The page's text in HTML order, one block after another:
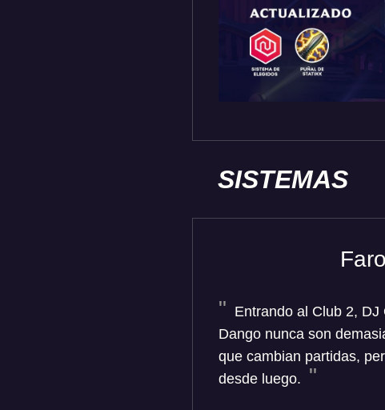
SISTEMAS
Entrando al Club 2,
Dango nunca son
que cambian partidas,
desde luego.